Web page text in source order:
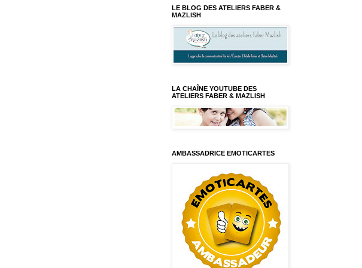
LE BLOG DES ATELIERS FABER &
MAZLISH
LA CHAÎNE YOUTUBE DES
ATELIERS FABER & MAZLISH
AMBASSADRICE EMOTICARTES